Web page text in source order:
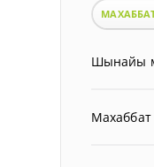
Шынайы